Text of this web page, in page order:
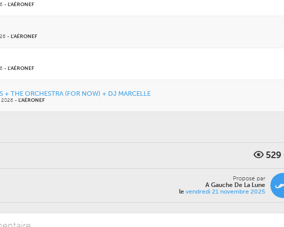
- L'AÉRONEF
- L'AÉRONEF
- L'AÉRONEF
THE ORCHESTRA (FOR NOW) + DJ MARCELLE
2026 - L'AÉRONEF
529
Proposé par
A Gauche De La Lune
le vendredi 21 novembre 2025